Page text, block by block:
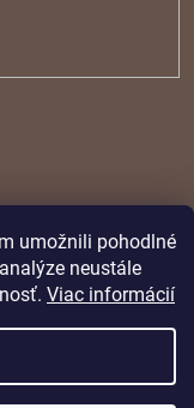
umožnili pohodlné
neustále
Viac informácií